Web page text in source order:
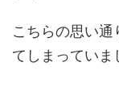
こちらの思い
てしまっていま